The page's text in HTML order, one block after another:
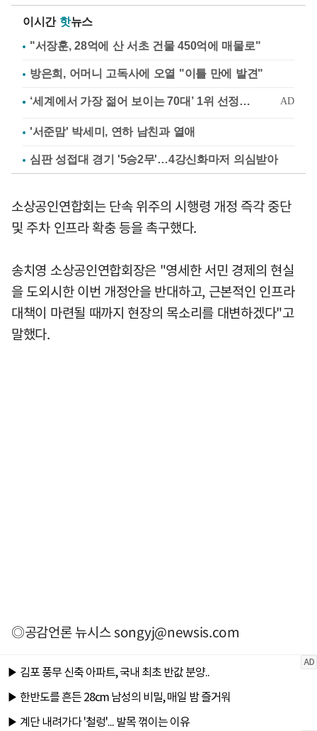
이시간 핫뉴스
"서장훈, 28억에 산 서초 건물 450억에 매물로"
방은희, 어머니 고독사에 오열 "이틀 만에 발견"
'서준맘' 박세미, 연하 남친과 열애
심판 성접대 경기 '5승2무'…4강신화마저 의심받아
소상공인연합회는 단속 위주의 시행령 개정 즉각 중단
및 주차 인프라 확충 등을 촉구했다.
송치영 소상공인연합회장은 "영세한 서민 경제의 현실
을 도외시한 이번 개정안을 반대하고, 근본적인 인프라
대책이 마련될 때까지 현장의 목소리를 대변하겠다"고
말했다.
◎공감언론 뉴시스songyj@newsis.com